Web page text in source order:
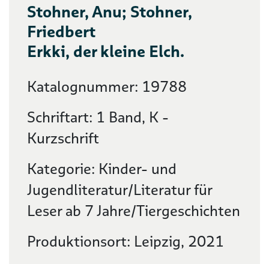
Stohner, Anu; Stohner,
Friedbert
Erkki, der kleine Elch.
Katalognummer: 19788
Schriftart: 1 Band, K -
Kurzschrift
Kategorie: Kinder- und
Jugendliteratur/Literatur für
Leser ab 7 Jahre/Tiergeschichten
Produktionsort: Leipzig, 2021